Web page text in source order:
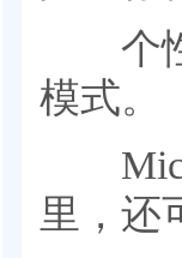
个性
模式。
里，还